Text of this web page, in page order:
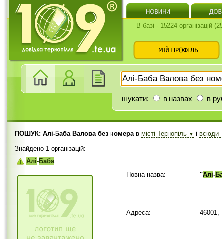
В базі - 15224 організацій
шукати: в назвах в
ПОШУК: Алі-Баба Валова без номерав місті Тернопіль ▼ і всюди
Знайдено 1 організацій:
Алі-Баба
Повна назва:
"Алі-
Адреса: 46001,